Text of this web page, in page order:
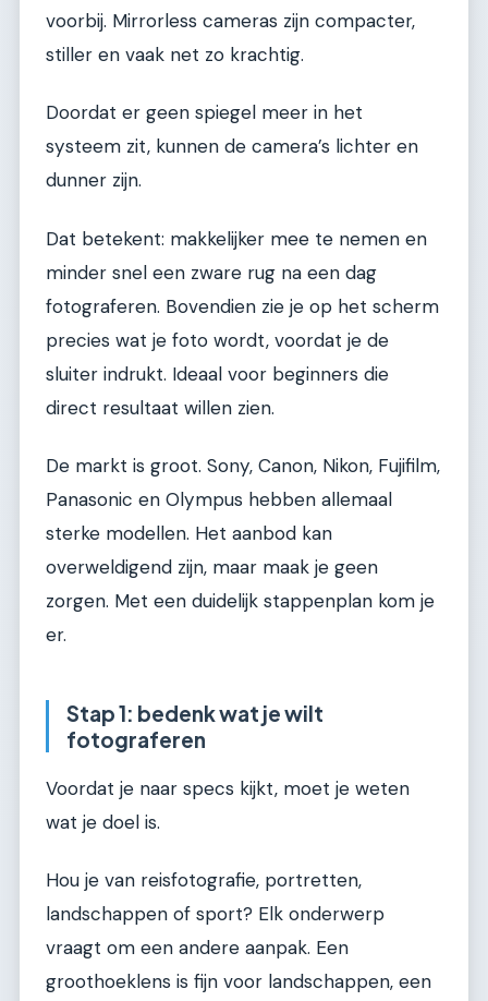
voorbij. Mirrorless cameras zijn compacter,
stiller en vaak net zo krachtig.
Doordat er geen spiegel meer in het
systeem zit, kunnen de camera’s lichter en
dunner zijn.
Dat betekent: makkelijker mee te nemen en
minder snel een zware rug na een dag
fotograferen. Bovendien zie je op het scherm
precies wat je foto wordt, voordat je de
sluiter indrukt. Ideaal voor beginners die
direct resultaat willen zien.
De markt is groot. Sony, Canon, Nikon, Fujifilm,
Panasonic en Olympus hebben allemaal
sterke modellen. Het aanbod kan
overweldigend zijn, maar maak je geen
zorgen. Met een duidelijk stappenplan kom je
er.
Stap 1: bedenk wat je wilt
fotograferen
Voordat je naar specs kijkt, moet je weten
wat je doel is.
Hou je van reisfotografie, portretten,
landschappen of sport? Elk onderwerp
vraagt om een andere aanpak. Een
groothoeklens is fijn voor landschappen, een